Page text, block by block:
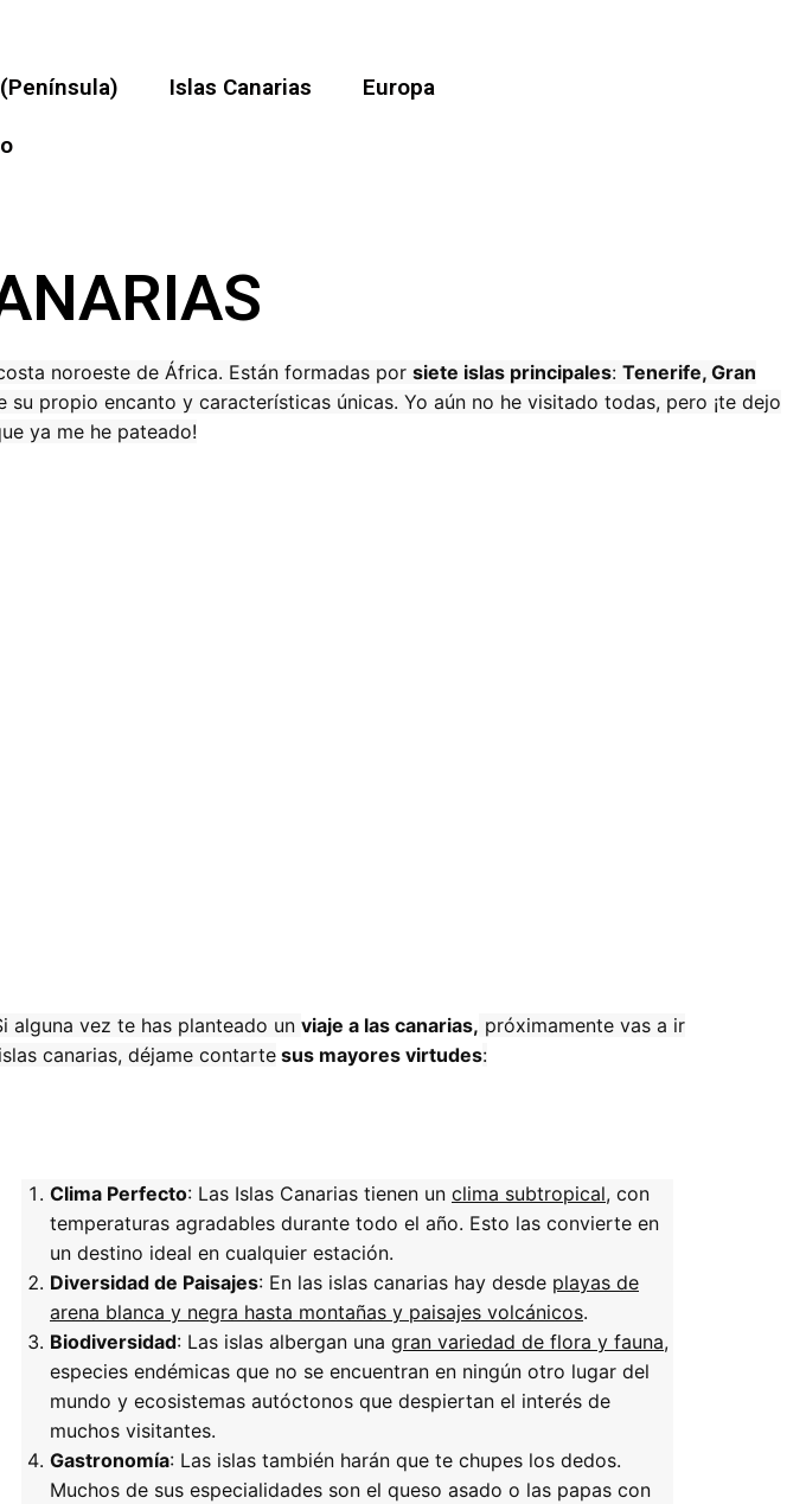
Islas Canarias Europa
noroeste de África. Están formadas por siete islas principales: Tenerife, Gran
su propio encanto y características únicas. Yo aún no he visitado todas, pero ¡te dejo
ya me he pateado!
alguna vez te has planteado un viaje a las canarias, próximamente vas a ir
canarias, déjame contartesus mayores virtudes:
Clima Perfecto: Las Islas Canarias tienen un clima subtropical, con
temperaturas agradables durante todo el año. Esto las convierte en
un destino ideal en cualquier estación.
Diversidad de Paisajes: En las islas canarias hay desde playas de
arena blanca y negra hasta montañas y paisajes volcánicos.
Biodiversidad: Las islas albergan una gran variedad de flora y fauna,
especies endémicas que no se encuentran en ningún otro lugar del
mundo y ecosistemas autóctonos que despiertan el interés de
muchos visitantes.
Gastronomía: Las islas también harán que te chupes los dedos.
Muchos de sus especialidades son el queso asado o las papas con